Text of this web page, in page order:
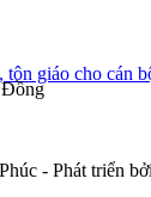
giáo cho cán
Đồng
- Phát triển bởi